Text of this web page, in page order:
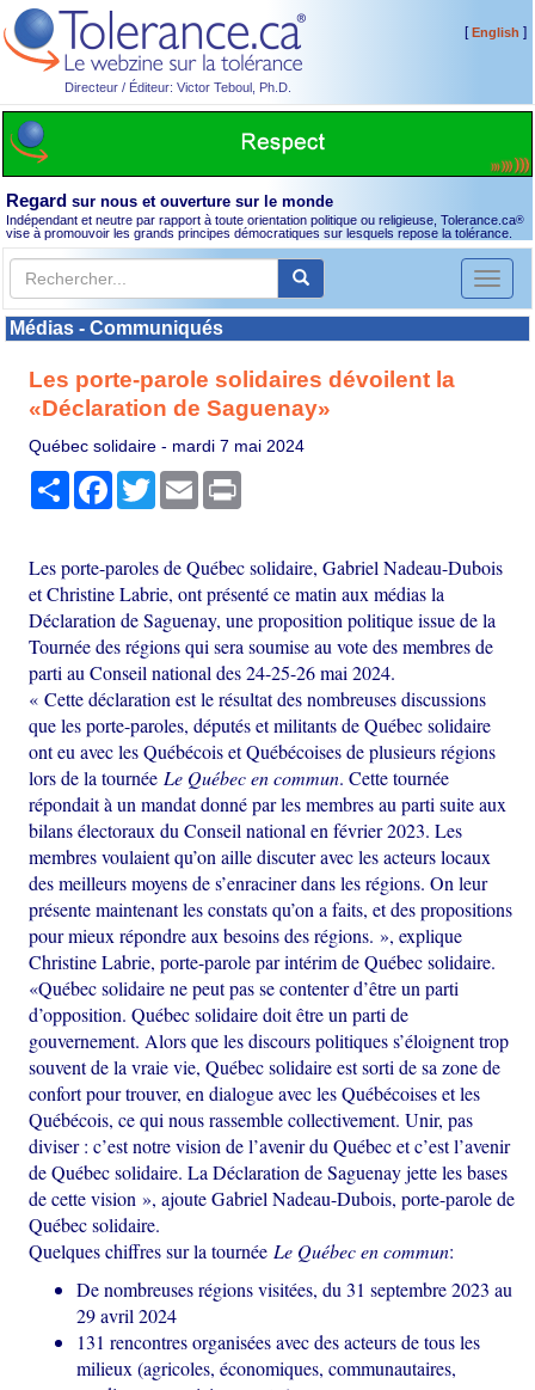
Directeur / Éditeur: Victor Teboul, Ph.D.
[English ]
Regard sur nous et ouverture sur le monde
Indépendant et neutre par rapport à toute orientation politique ou religieuse, Tolerance.ca®
vise à promouvoir les grands principes démocratiques sur lesquels repose la tolérance.
Toggle
Médias - Communiqués
Les porte-parole solidaires dévoilent la
«Déclaration de Saguenay»
Québec solidaire - mardi 7 mai 2024
PartagerFacebook
TwitterEmail
Les porte-paroles de Québec solidaire, Gabriel Nadeau-Dubois
et Christine Labrie, ont présenté ce matin aux médias la
Déclaration de Saguenay, une proposition politique issue de la
Tournée des régions qui sera soumise au vote des membres de
parti au Conseil national des 24-25-26 mai 2024.
« Cette déclaration est le résultat des nombreuses discussions
que les porte-paroles, députés et militants de Québec solidaire
ont eu avec les Québécois et Québécoises de plusieurs régions
lors de la tournée Le Québec en commun. Cette tournée
répondait à un mandat donné par les membres au parti suite aux
bilans électoraux du Conseil national en février 2023. Les
membres voulaient qu’on aille discuter avec les acteurs locaux
des meilleurs moyens de s’enraciner dans les régions. On leur
présente maintenant les constats qu’on a faits, et des propositions
pour mieux répondre aux besoins des régions. », explique
Christine Labrie, porte-parole par intérim de Québec solidaire.
«Québec solidaire ne peut pas se contenter d’être un parti
d’opposition. Québec solidaire doit être un parti de
gouvernement. Alors que les discours politiques s’éloignent trop
souvent de la vraie vie, Québec solidaire est sorti de sa zone de
confort pour trouver, en dialogue avec les Québécoises et les
Québécois, ce qui nous rassemble collectivement. Unir, pas
diviser : c’est notre vision de l’avenir du Québec et c’est l’avenir
de Québec solidaire. La Déclaration de Saguenay jette les bases
de cette vision », ajoute Gabriel Nadeau-Dubois, porte-parole de
Québec solidaire.
Quelques chiffres sur la tournée Le Québec en commun:
De nombreuses régions visitées, du 31 septembre 2023 au
29 avril 2024
131 rencontres organisées avec des acteurs de tous les
milieux (agricoles, économiques, communautaires,